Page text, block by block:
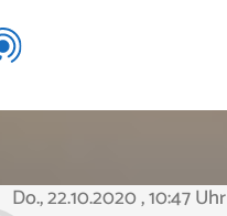
Do., 22.10.2020, 10:47 Uhr